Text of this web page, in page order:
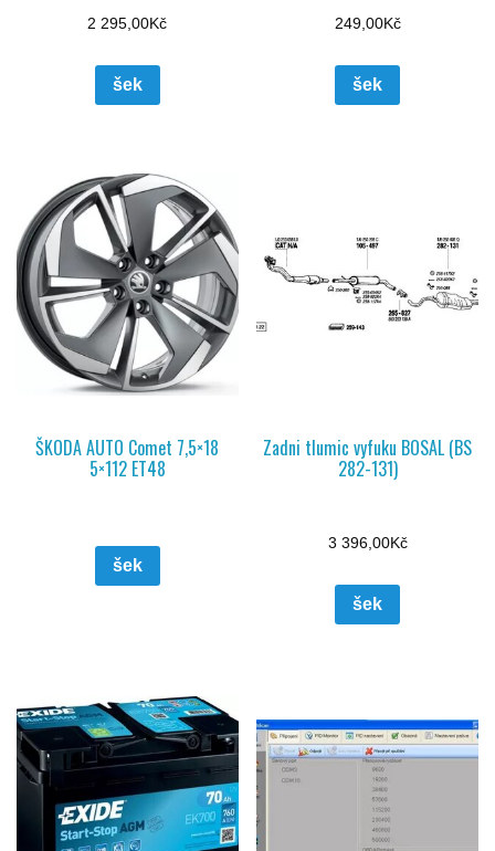
2 295,00Kč
šek
249,00Kč
šek
ŠKODA AUTO Comet 7,5×18
5×112 ET48
šek
Zadni tlumic vyfuku BOSAL (BS
282-131)
3 396,00Kč
šek